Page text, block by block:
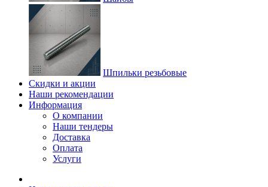
Шпильки резьбовые
Скидки и акции
Наши рекомендации
Информация
О компании
Наши тендеры
Доставка
Оплата
Услуги